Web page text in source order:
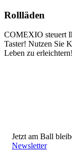
Rollläden
COMEXIO steuert
Taster! Nutzen Sie
Leben zu erleichtern!
Jetzt am Ball
Newsletter